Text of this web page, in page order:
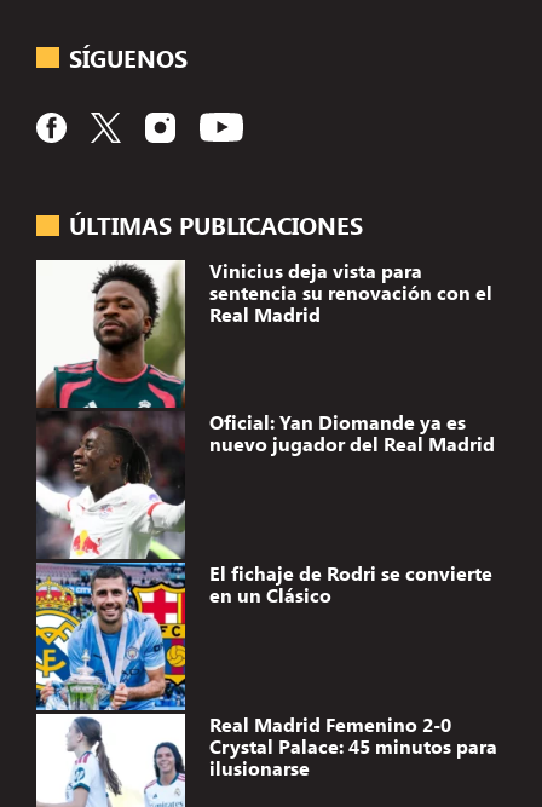
ÚLTIMAS PUBLICACIONES
Vinicius deja vista para
sentencia su renovación con el
Real Madrid
Oficial: Yan Diomande ya es
nuevo jugador del Real Madrid
El fichaje de Rodri se convierte
en un Clásico
Real Madrid Femenino 2-0
Crystal Palace: 45 minutos para
ilusionarse
SÍGUENOS